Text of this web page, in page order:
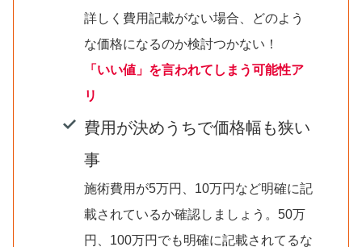
詳しく費用記載がない場合、どのよう
な価格になるのか検討つかない！
「いい値」を言われてしまう可能性ア
リ
費用が決めうちで価格幅も狭い
事
施術費用が5万円、10万円など明確に記
載されているか確認しましょう。50万
円、100万円でも明確に記載されてるな